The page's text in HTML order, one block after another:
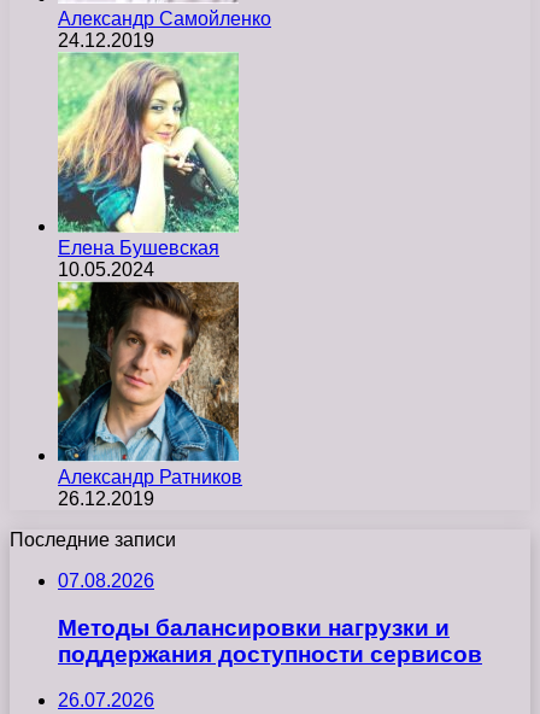
Александр Самойленко
24.12.2019
Елена Бушевская
10.05.2024
Александр Ратников
26.12.2019
Последние записи
07.08.2026
Методы балансировки нагрузки и
поддержания доступности сервисов
26.07.2026